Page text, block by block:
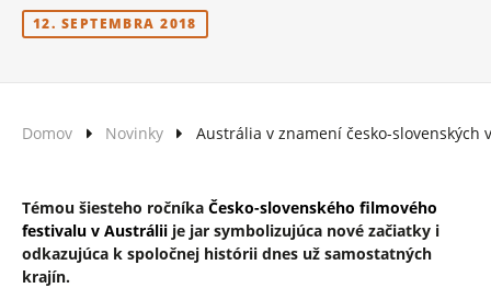
12. SEPTEMBRA 2018
Domov Novinky Austrália v znamení česko-slovenských
Témou šiesteho ročníka Česko-slovenského filmového
festivalu v Austrálii je jar symbolizujúca nové začiatky i
odkazujúca k spoločnej histórii dnes už samostatných
krajín.